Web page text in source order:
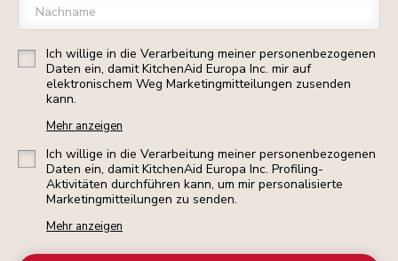
Nachname
Ich willige in die Verarbeitung meiner personenbezogenen
Daten ein, damit KitchenAid Europa Inc. mir auf
elektronischem Weg Marketingmitteilungen zusenden
kann.
Mehr anzeigen
Ich willige in die Verarbeitung meiner personenbezogenen
Daten ein, damit KitchenAid Europa Inc. Profiling-
Aktivitäten durchführen kann, um mir personalisierte
Marketingmitteilungen zu senden.
Mehr anzeigen